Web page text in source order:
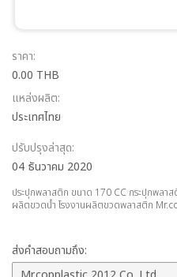
ราคา:
0.00 THB
แหล่งผลิต:
ประเทศไทย
ปรับปรุงล่าสุด:
04 ธันวาคม 2020
ประปุกพลาสติก ขนาด 170 CC กระปุกพลา
ผลิตขวดน้ำ โรงงานผลิตขวดพลาสติก
ส่งคำสอบถามถึง: